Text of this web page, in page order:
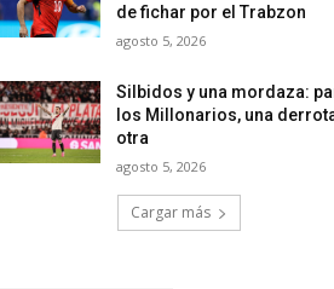
de fichar por el Trabzon
agosto 5, 2026
Silbidos y una mordaza:
los Millonarios, una
otra
agosto 5, 2026
Cargar más